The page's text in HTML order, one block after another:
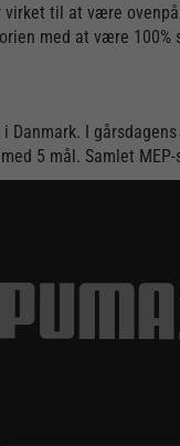
til at være
med at være 100%
I gårsdagens
5 mål. Samlet MEP-